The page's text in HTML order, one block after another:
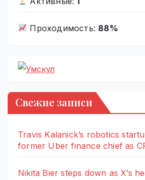
Проходимость: 88%
Свежие записи
Travis Kalanick’s robotics
former Uber finance chief as
Nikita Bier steps down as X’s